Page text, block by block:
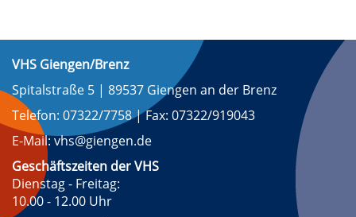
VHS Giengen/Brenz
Spitalstraße 5 | 89537 Giengen an der Brenz
Telefon: 07322/7758 | Fax: 07322/919043
E-Mail: vhs@giengen.de
Geschäftszeiten der VHS
Dienstag - Freitag:
10.00 - 12.00 Uhr